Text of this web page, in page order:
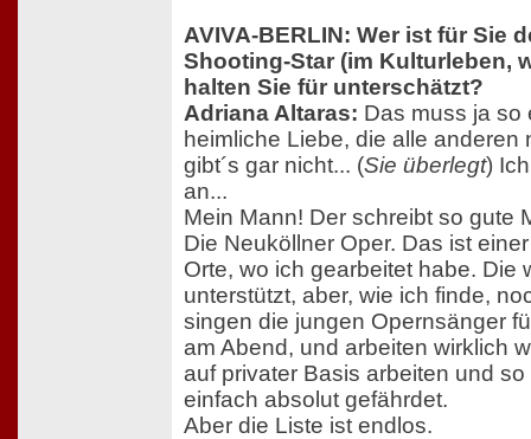
AVIVA-BERLIN: Wer ist für Sie
Shooting-Star (im Kulturleben,
halten Sie für unterschätzt?
Adriana Altaras: Das muss ja so
heimliche Liebe, die alle anderen
gibt´s gar nicht... (Sie überlegt)
an...
Mein Mann! Der schreibt so gute
Die Neuköllner Oper. Das ist
Orte, wo ich gearbeitet habe. Die
unterstützt, aber, wie ich finde,
singen die jungen Opernsänger
am Abend, und arbeiten wirklich
auf privater Basis arbeiten und
einfach absolut gefährdet.
Aber die Liste ist endlos.